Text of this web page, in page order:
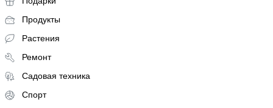
Продукты
Растения
Ремонт
Садовая техника
Спорт